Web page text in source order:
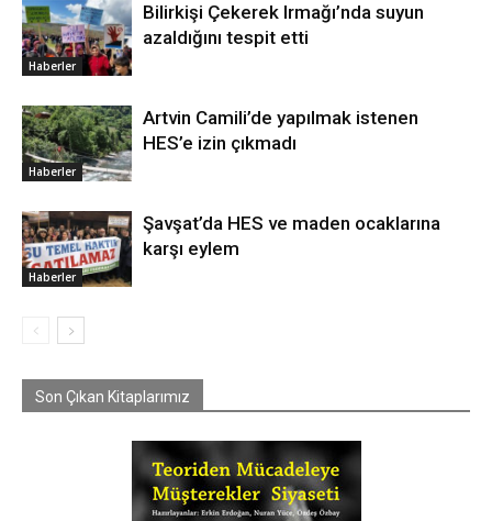
Haberler
Bilirkişi Çekerek Irmağı’nda suyun
azaldığını tespit etti
Haberler
Artvin Camili’de yapılmak istenen
HES’e izin çıkmadı
Haberler
Şavşat’da HES ve maden ocaklarına
karşı eylem
Son Çıkan Kitaplarımız